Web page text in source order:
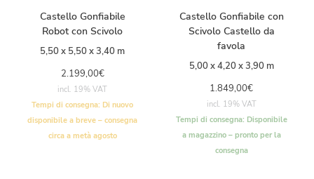
Castello Gonfiabile
Robot con Scivolo
5,50 x 5,50 x 3,40 m
2.199,00€
incl. 19% VAT
Tempi di consegna: Di nuovo
disponibile a breve – consegna
circa a metà agosto
Castello Gonfiabile con
Scivolo Castello da
favola
5,00 x 4,20 x 3,90 m
1.849,00€
incl. 19% VAT
Tempi di consegna: Disponibile
a magazzino – pronto per la
consegna